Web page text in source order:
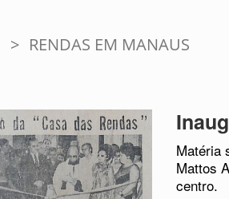
> RENDAS EM MANAUS
Matéria
Mattos
centro.